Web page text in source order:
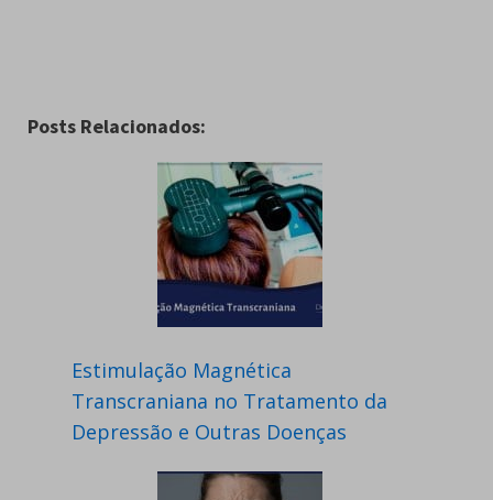
Posts Relacionados:
Estimulação Magnética
Transcraniana no Tratamento da
Depressão e Outras Doenças